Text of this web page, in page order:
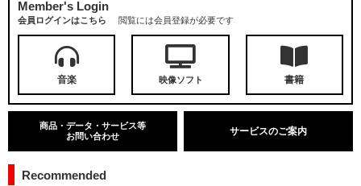
Member's Login
会員ログインはこちら 閲覧には会員登録が必要です
音楽 映像ソフト 書籍
商品・データ・サービス等
お問い合わせ
サービスのご案内
Recommended